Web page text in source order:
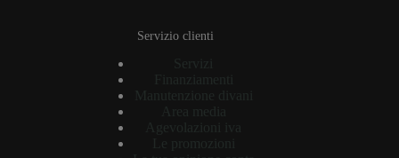
Servizio clienti